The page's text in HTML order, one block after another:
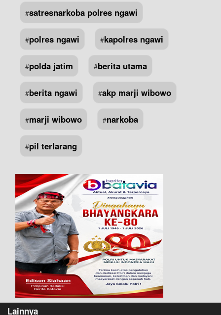
#satresnarkoba polres ngawi
#polres ngawi #kapolres ngawi
#polda jatim #berita utama
#berita ngawi #akp marji wibowo
#marji wibowo #narkoba
#pil terlarang
Lainnya